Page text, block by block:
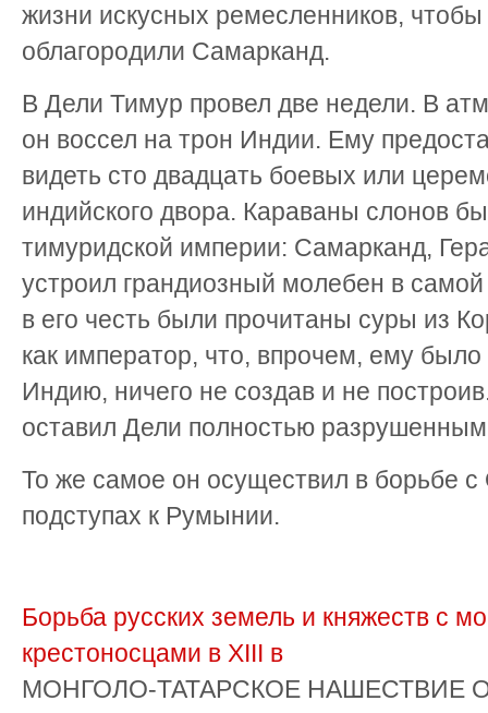
жизни искусных ремесленников,
облагородили Самарканд.
В Дели Тимур провел две недели. В
он воссел на трон Индии. Ему
видеть сто двадцать боевых или
индийского двора. Караваны слонов
тимуридской империи: Самарканд,
устроил грандиозный молебен в
в его честь были прочитаны суры из
как император, что, впрочем, ему
Индию, ничего не создав и не
оставил Дели полностью
То же самое он осуществил в борьбе
подступах к Румынии.
Борьба русских земель и княжеств с
крестоносцами в ХIII в
МОНГОЛО-ТАТАРСКОЕ НАШЕСТВИЕ